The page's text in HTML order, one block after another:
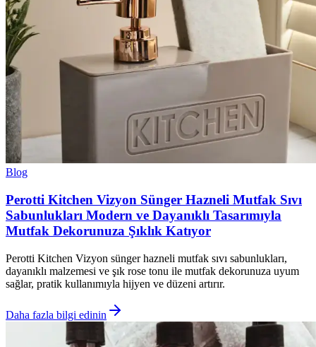
Blog
Perotti Kitchen Vizyon Sünger Hazneli Mutfak Sıvı
Sabunlukları Modern ve Dayanıklı Tasarımıyla
Mutfak Dekorunuza Şıklık Katıyor
Perotti Kitchen Vizyon sünger hazneli mutfak sıvı sabunlukları,
dayanıklı malzemesi ve şık rose tonu ile mutfak dekorunuza uyum
sağlar, pratik kullanımıyla hijyen ve düzeni artırır.
Daha fazla bilgi edinin